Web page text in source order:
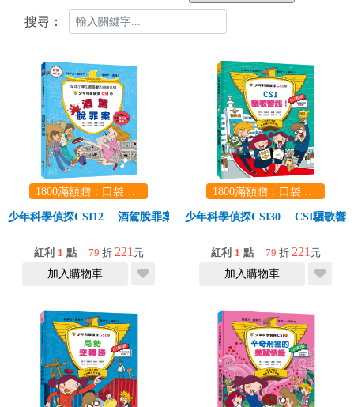
搜尋：
1800滿額贈：口袋玩具一份（隨機出貨） (summer read)
少年科學偵探CSI12 ─ 酒駕脫罪案
紅利 1 點 79 折 221 元
加入購物車
1800滿額贈：口袋玩具一份（隨機出貨） (summer read)
少年科學偵探CSI30 ─ CSI驪歌響
紅利 1 點 79 折 221 元
加入購物車